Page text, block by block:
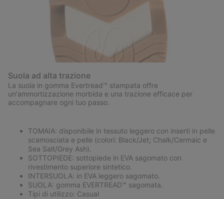
Suola ad alta trazione
La suola in gomma Evertread™ stampata offre
un'ammortizzazione morbida e una trazione efficace per
accompagnare ogni tuo passo.
TOMAIA: disponibile in tessuto leggero con inserti in pelle
scamosciata e pelle (colori: Black/Jet; Chalk/Cermaic e
Sea Salt/Grey Ash).
SOTTOPIEDE: sottopiede in EVA sagomato con
rivestimento superiore sintetico.
INTERSUOLA: in EVA leggero sagomato.
SUOLA: gomma EVERTREAD™ sagomata.
Tipi di utilizzo: Casual